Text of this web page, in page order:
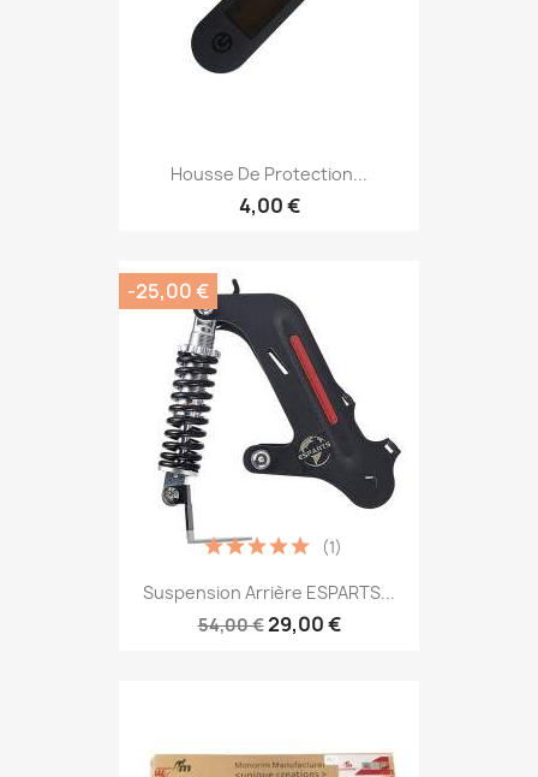
Housse De Protection...
4,00 €
Suspension Arrière ESPARTS...
54,00 €29,00 €
(1)
-25,00 €